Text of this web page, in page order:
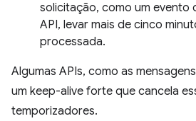
solicitação, como um evento
API, levar mais de cinco
processada.
Algumas APIs, como as
um keep-alive forte que cancela
temporizadores.